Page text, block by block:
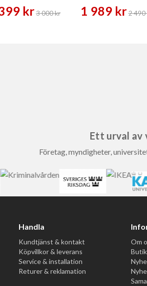
kr3 000 kr 1 989 kr2 490
Ett urval av
Företag, myndigheter,
Handla
Kundtjänst & kontakt
Köpvillkor & leverans
Service & installation
Returer & reklamation
Om